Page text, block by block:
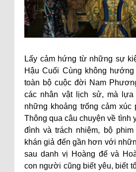
Lấy cảm hứng từ những sự
Hậu Cuối Cùng không
toàn bộ cuộc đời Nam
các nhân vật lịch sử, mà
những khoảng trống cảm xúc
Thông qua câu chuyện về tình
đình và trách nhiệm, bộ
khán giả đến gần hơn với
sau danh vị Hoàng đế và
con người cũng biết yêu, biết